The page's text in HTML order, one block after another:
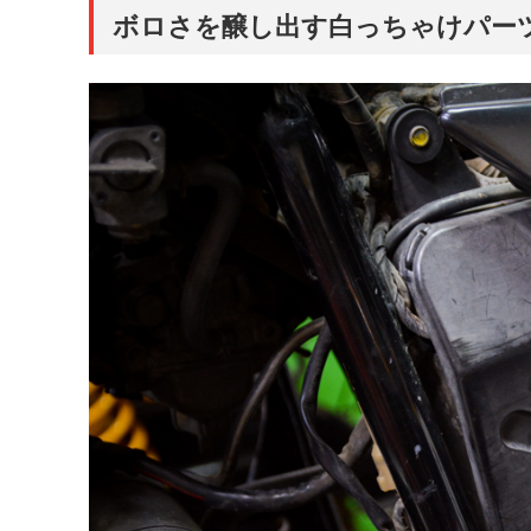
ボロさを醸し出す白っちゃけパー